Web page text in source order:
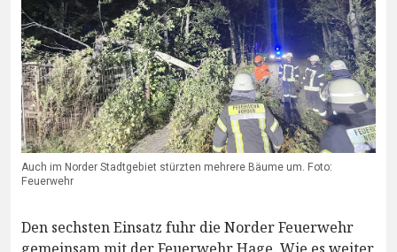
Auch im Norder Stadtgebiet stürzten mehrere Bäume um. Foto:
Feuerwehr
Den sechsten Einsatz fuhr die Norder Feuerwehr